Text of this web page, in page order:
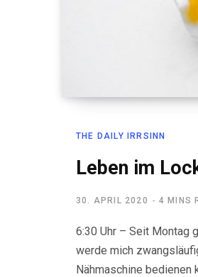
THE DAILY IRRSINN
Leben im
30. APRIL 2020 4 MINS
6:30 Uhr – Seit Montag
werde mich
Nähmaschine bedienen